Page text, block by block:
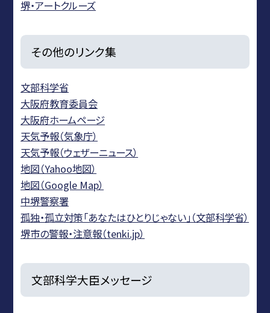
堺・アートクルーズ
その他のリンク集
文部科学省
大阪府教育委員会
大阪府ホームページ
天気予報（気象庁）
天気予報（ウェザーニュース）
地図（Yahoo地図）
地図（Google Map）
中堺警察署
孤独・孤立対策「あなたはひとりじゃない」（文部科学省）
堺市の警報・注意報（tenki.jp）
文部科学大臣メッセージ